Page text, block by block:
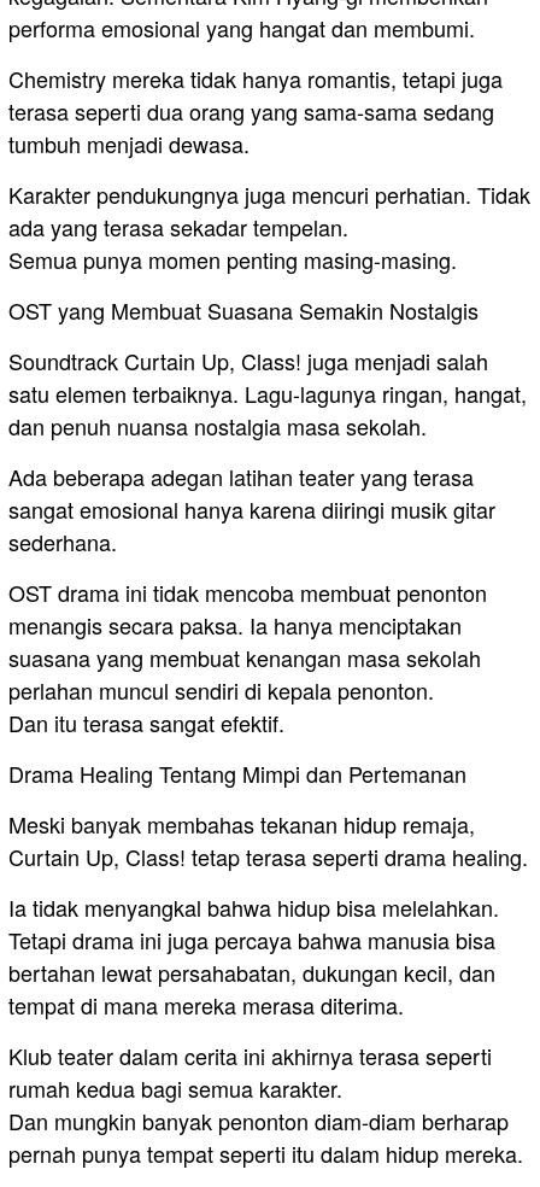
performa emosional yang hangat dan membumi.
Chemistry mereka tidak hanya romantis, tetapi juga
terasa seperti dua orang yang sama-sama sedang
tumbuh menjadi dewasa.
Karakter pendukungnya juga mencuri perhatian. Tidak
ada yang terasa sekadar tempelan.
Semua punya momen penting masing-masing.
OST yang Membuat Suasana Semakin Nostalgis
Soundtrack Curtain Up, Class! juga menjadi salah
satu elemen terbaiknya. Lagu-lagunya ringan, hangat,
dan penuh nuansa nostalgia masa sekolah.
Ada beberapa adegan latihan teater yang terasa
sangat emosional hanya karena diiringi musik gitar
sederhana.
OST drama ini tidak mencoba membuat penonton
menangis secara paksa. Ia hanya menciptakan
suasana yang membuat kenangan masa sekolah
perlahan muncul sendiri di kepala penonton.
Dan itu terasa sangat efektif.
Drama Healing Tentang Mimpi dan Pertemanan
Meski banyak membahas tekanan hidup remaja,
Curtain Up, Class! tetap terasa seperti drama healing.
Ia tidak menyangkal bahwa hidup bisa melelahkan.
Tetapi drama ini juga percaya bahwa manusia bisa
bertahan lewat persahabatan, dukungan kecil, dan
tempat di mana mereka merasa diterima.
Klub teater dalam cerita ini akhirnya terasa seperti
rumah kedua bagi semua karakter.
Dan mungkin banyak penonton diam-diam berharap
pernah punya tempat seperti itu dalam hidup mereka.